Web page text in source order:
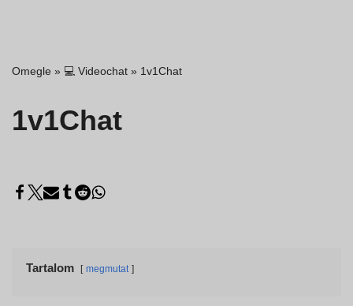
Omegle » 💻 Videochat » 1v1Chat
1v1Chat
Tartalom megmutat